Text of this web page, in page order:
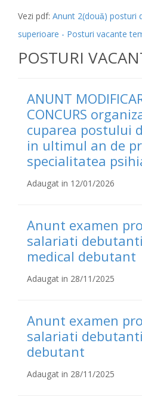
Vezi pdf: Anunt 2(două) posturi
superioare - Posturi vacante
POSTURI
ANUNT
CONCURS
cuparea postului
in ultimul an de
specialitatea
Adaugat in 12/01/2026
Anunt examen
salariati
medical debutant
Adaugat in 28/11/2025
Anunt examen
salariati
debutant
Adaugat in 28/11/2025